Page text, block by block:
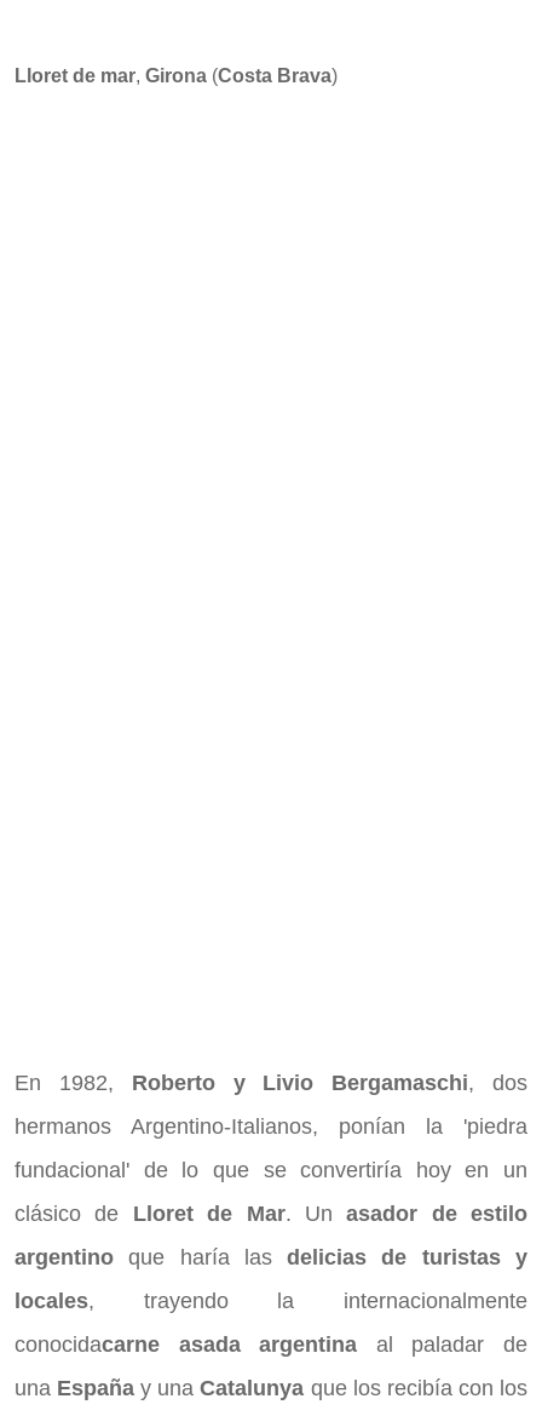
Lloret de mar, Girona (Costa Brava)
En 1982, Roberto y Livio Bergamaschi, dos
hermanos Argentino-Italianos, ponían la 'piedra
fundacional' de lo que se convertiría hoy en un
clásico de Lloret de Mar. Unasador de estilo
argentino que haría lasdelicias de turistas y
locales, trayendo la internacionalmente
conocidacarne asada argentina al paladar de
una Españay unaCatalunya que los recibía con los